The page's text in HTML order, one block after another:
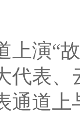
上演“
表、
通道